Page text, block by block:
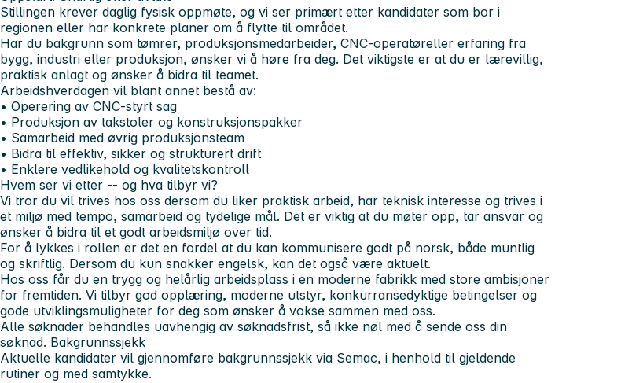
Stillingen krever daglig fysisk oppmøte, og vi ser primært etter kandidater som bor i
regionen eller har konkrete planer om å flytte til området.
Har du bakgrunn som tømrer, produksjonsmedarbeider, CNC-operatøreller erfaring fra
bygg, industri eller produksjon, ønsker vi å høre fra deg. Det viktigste er at du er lærevillig,
praktisk anlagt og ønsker å bidra til teamet.
Arbeidshverdagen vil blant annet bestå av:
• Operering av CNC-styrt sag
• Produksjon av takstoler og konstruksjonspakker
• Samarbeid med øvrig produksjonsteam
• Bidra til effektiv, sikker og strukturert drift
• Enklere vedlikehold og kvalitetskontroll
Hvem ser vi etter -- og hva tilbyr vi?
Vi tror du vil trives hos oss dersom du liker praktisk arbeid, har teknisk interesse og trives i
et miljø med tempo, samarbeid og tydelige mål. Det er viktig at du møter opp, tar ansvar og
ønsker å bidra til et godt arbeidsmiljø over tid.
For å lykkes i rollen er det en fordel at du kan kommunisere godt på norsk, både muntlig
og skriftlig. Dersom du kun snakker engelsk, kan det også være aktuelt.
Hos oss får du en trygg og helårlig arbeidsplass i en moderne fabrikk med store ambisjoner
for fremtiden. Vi tilbyr god opplæring, moderne utstyr, konkurransedyktige betingelser og
gode utviklingsmuligheter for deg som ønsker å vokse sammen med oss.
Alle søknader behandles uavhengig av søknadsfrist, så ikke nøl med å sende oss din
søknad. Bakgrunnssjekk
Aktuelle kandidater vil gjennomføre bakgrunnssjekk via Semac, i henhold til gjeldende
rutiner og med samtykke.